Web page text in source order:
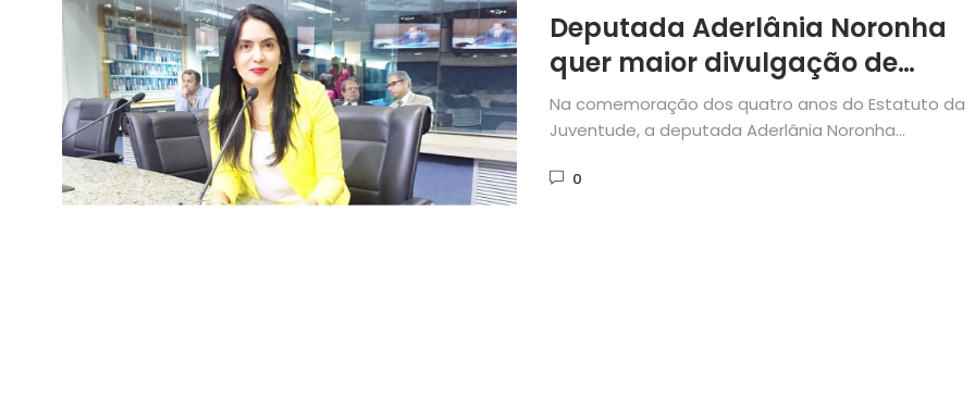
Deputada Aderlânia Noronha
quer maior divulgação de
Programa que beneficia jovens
baixa renda
Na comemoração dos quatro anos do Estatuto da
Juventude, a deputada Aderlânia Noronha
Legislativa,...
0